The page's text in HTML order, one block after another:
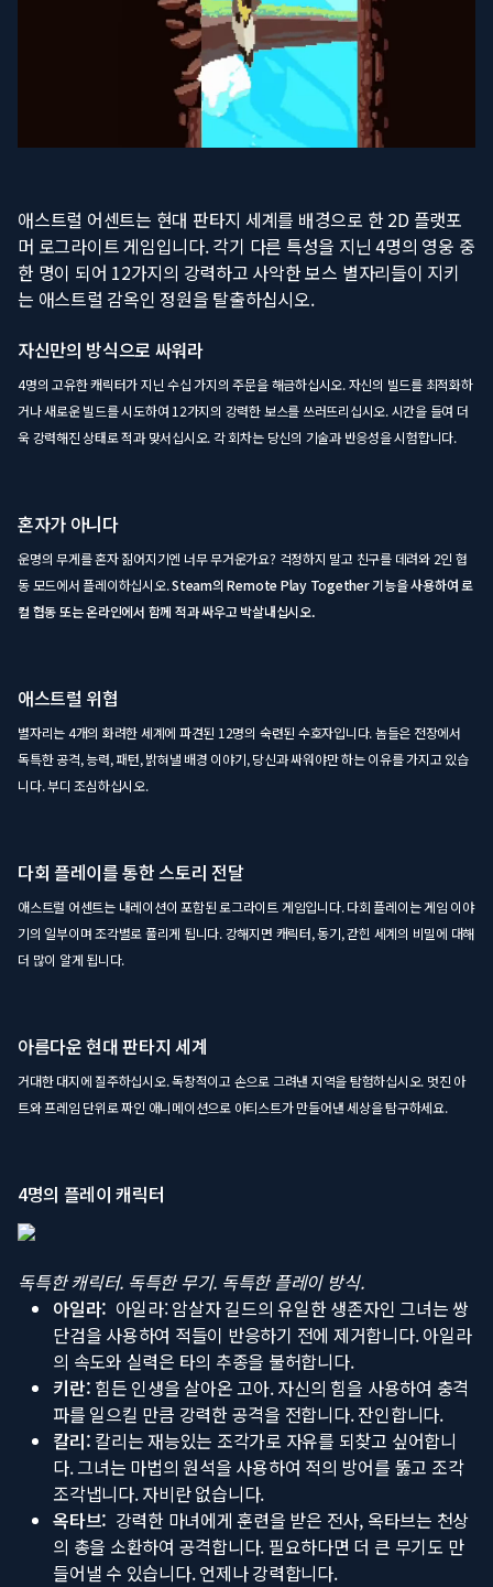
애스트럴 어센트는 현대 판타지 세계를 배경으로 한 2D 플랫포
머 로그라이트 게임입니다. 각기 다른 특성을 지닌 4명의 영웅 중
한 명이 되어 12가지의 강력하고 사악한 보스 별자리들이 지키
는 애스트럴 감옥인 정원을 탈출하십시오.
자신만의 방식으로 싸워라
4명의 고유한 캐릭터가 지닌 수십 가지의 주문을 해금하십시오. 자신의 빌드를 최적화하
거나 새로운 빌드를 시도하여 12가지의 강력한 보스를 쓰러뜨리십시오. 시간을 들여 더
욱 강력해진 상태로 적과 맞서십시오. 각 회차는 당신의 기술과 반응성을 시험합니다.
혼자가 아니다
운명의 무게를 혼자 짊어지기엔 너무 무거운가요? 걱정하지 말고 친구를 데려와 2인 협
동 모드에서 플레이하십시오.Steam의 Remote Play Together 기능을 사용하여 로
컬 협동 또는 온라인에서 함께 적과 싸우고 박살내십시오.
애스트럴 위협
별자리는 4개의 화려한 세계에 파견된 12명의 숙련된 수호자입니다. 놈들은 전장에서
독특한 공격, 능력, 패턴, 밝혀낼 배경 이야기, 당신과 싸워야만 하는 이유를 가지고 있습
니다. 부디 조심하십시오.
다회 플레이를 통한 스토리 전달
애스트럴 어센트는 내레이션이 포함된 로그라이트 게임입니다. 다회 플레이는 게임 이야
기의 일부이며 조각별로 풀리게 됩니다. 강해지면 캐릭터, 동기, 갇힌 세계의 비밀에 대해
더 많이 알게 됩니다.
아름다운 현대 판타지 세계
거대한 대지에 질주하십시오. 독창적이고 손으로 그려낸 지역을 탐험하십시오. 멋진 아
트와 프레임 단위로 짜인 애니메이션으로 아티스트가 만들어낸 세상을 탐구하세요.
4명의 플레이 캐릭터
독특한 캐릭터. 독특한 무기. 독특한 플레이 방식.
아일라: 아일라: 암살자 길드의 유일한 생존자인 그녀는 쌍
단검을 사용하여 적들이 반응하기 전에 제거합니다. 아일라
의 속도와 실력은 타의 추종을 불허합니다.
키란: 힘든 인생을 살아온 고아. 자신의 힘을 사용하여 충격
파를 일으킬 만큼 강력한 공격을 전합니다. 잔인합니다.
칼리: 칼리는 재능있는 조각가로 자유를 되찾고 싶어합니
다. 그녀는 마법의 원석을 사용하여 적의 방어를 뚫고 조각
조각냅니다. 자비란 없습니다.
옥타브: 강력한 마녀에게 훈련을 받은 전사, 옥타브는 천상
의 총을 소환하여 공격합니다. 필요하다면 더 큰 무기도 만
들어낼 수 있습니다. 언제나 강력합니다.